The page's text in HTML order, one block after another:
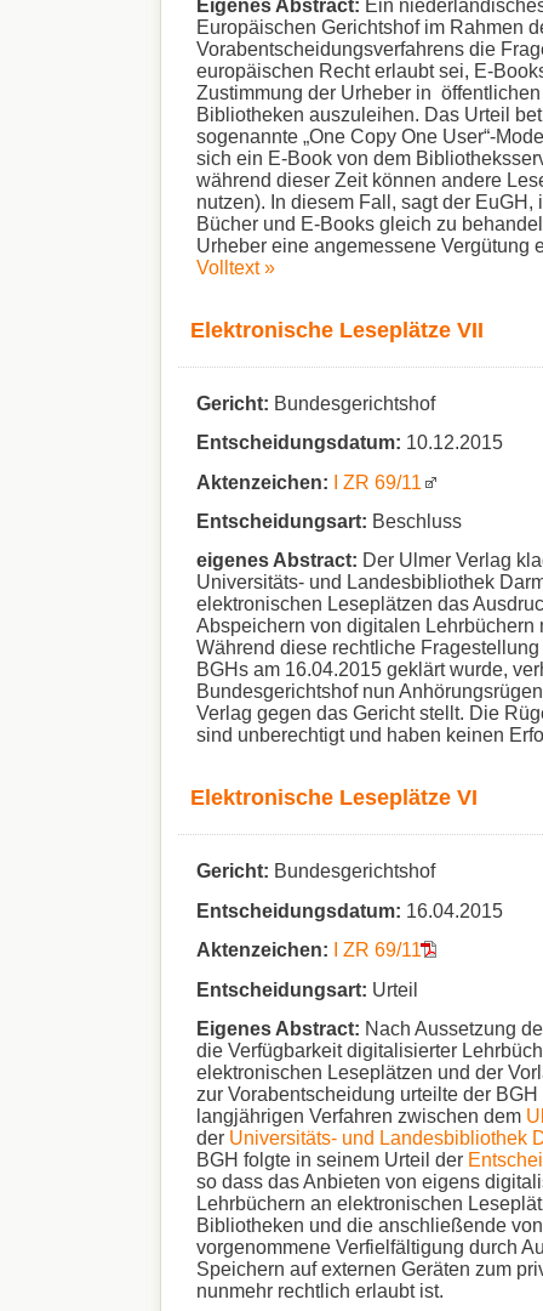
Eigenes Abstract: Ein
Europäischen Gerichtshof im Rahmen
Vorabentscheidungsverfahrens die
europäischen Recht erlaubt sei, E-
Zustimmung der Urheber in
Bibliotheken auszuleihen. Das Urteil
sogenannte „One Copy One User“-
sich ein E-Book von dem
während dieser Zeit können andere
nutzen). In diesem Fall, sagt der EuGH,
Bücher und E-Books gleich zu
Urheber eine angemessene Vergütung
Volltext »
Elektronische Leseplätze VII
Gericht: Bundesgerichtshof
Entscheidungsdatum: 10.12.2015
Aktenzeichen: I ZR 69/11
Entscheidungsart: Beschluss
eigenes Abstract: Der Ulmer Verlag
Universitäts- und Landesbibliothek
elektronischen Leseplätzen das
Abspeichern von digitalen Lehrbüchern
Während diese rechtliche
BGHs am 16.04.2015 geklärt wurde,
Bundesgerichtshof nun
Verlag gegen das Gericht stellt. Die
sind unberechtigt und haben keinen
Elektronische Leseplätze VI
Gericht: Bundesgerichtshof
Entscheidungsdatum: 16.04.2015
Aktenzeichen: I ZR 69/11
Entscheidungsart: Urteil
Eigenes Abstract: Nach Aussetzung
die Verfügbarkeit digitalisierter
elektronischen Leseplätzen und der
zur Vorabentscheidung urteilte der
langjährigen Verfahren zwischen dem
der Universitäts- und Landesbibliothek
BGH folgte in seinem Urteil der
so dass das Anbieten von eigens
Lehrbüchern an elektronischen
Bibliotheken und die anschließende
vorgenommene Verfielfältigung durch
Speichern auf externen Geräten zum
nunmehr rechtlich erlaubt ist.